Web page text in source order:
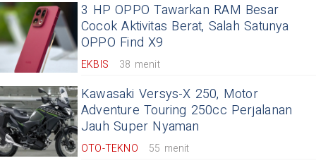
3 HP OPPO Tawarkan RAM Besar
Cocok Aktivitas Berat, Salah Satunya
OPPO Find X9
EKBIS 38 menit
Kawasaki Versys-X 250, Motor
Adventure Touring 250cc Perjalanan
Jauh Super Nyaman
OTO-TEKNO 55 menit